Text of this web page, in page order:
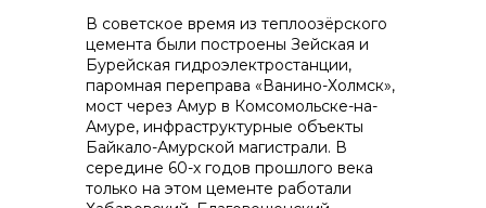
+7 (423) 234 50 50
В советское время из теплоозёрского
цемента были построены Зейская и
Бурейская гидроэлектростанции,
паромная переправа «Ванино-Холмск»,
мост через Амур в Комсомольске-на-
Амуре, инфраструктурные объекты
Байкало-Амурской магистрали. В
середине 60-х годов прошлого века
только на этом цементе работали